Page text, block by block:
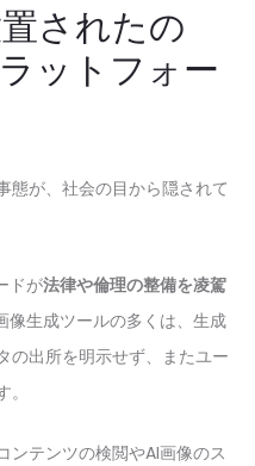
されたの
ットフォー
態が、社会の目から隠されて
ドが法律や倫理の整備を凌駕
像生成ツールの多くは、生成
の出所を明示せず、またユー
ンテンツの検閲やAI画像のス